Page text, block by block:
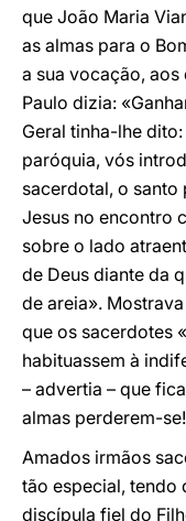
que João Maria
as almas para o
a sua vocação,
Paulo dizia:
Geral tinha-lhe
paróquia, vós
sacerdotal, o
Jesus no encontro
sobre o lado
de Deus diante da
de areia».
que os sacerdotes
habituassem à
– advertia – que
almas perderem-
Amados irmãos
tão especial, tendo
discípula fiel do